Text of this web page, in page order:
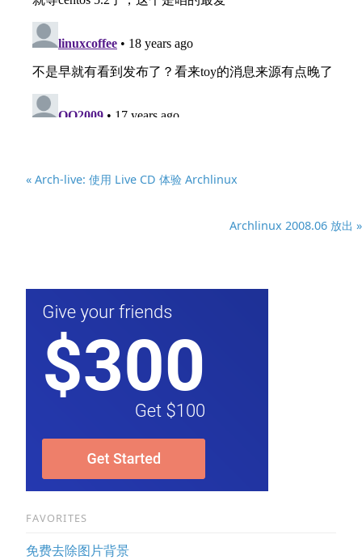
« Arch-live: 使用 Live CD 体验 Archlinux
Archlinux 2008.06 放出 »
FAVORITES
免费去除图片背景